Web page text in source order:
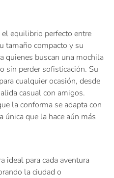
el equilibrio perfecto entre
tamaño compacto y su
quienes buscan una mochila
sin perder sofisticación. Su
cualquier ocasión, desde
casual con amigos.
la conforma se adapta con
única que la hace aún más
ideal para cada aventura
la ciudad o